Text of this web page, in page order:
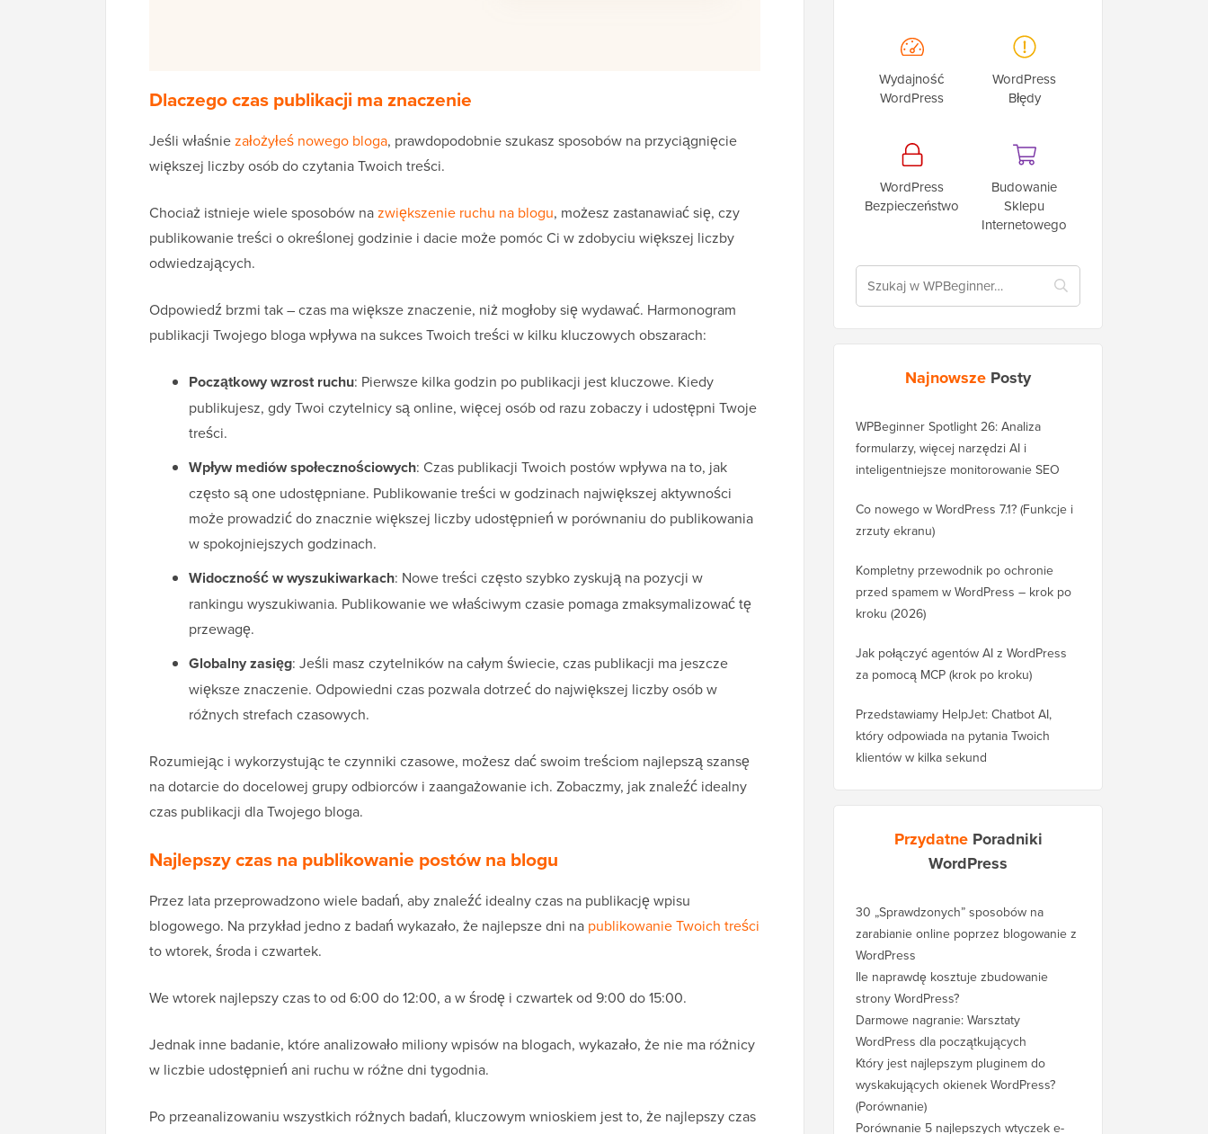
Dlaczego czas publikacji ma znaczenie
Jeśli właśniezałożyłeś nowego bloga, prawdopodobnie szukasz sposobów na przyciągnięcie
większej liczby osób do czytania Twoich treści.
Chociaż istnieje wiele sposobów nazwiększenie ruchu na blogu, możesz zastanawiać się, czy
publikowanie treści o określonej godzinie i dacie może pomóc Ci w zdobyciu większej liczby
odwiedzających.
Odpowiedź brzmi tak – czas ma większe znaczenie, niż mogłoby się wydawać. Harmonogram
publikacji Twojego bloga wpływa na sukces Twoich treści w kilku kluczowych obszarach:
Początkowy wzrost ruchu: Pierwsze kilka godzin po publikacji jest kluczowe. Kiedy
publikujesz, gdy Twoi czytelnicy są online, więcej osób od razu zobaczy i udostępni Twoje
treści.
Wpływ mediów społecznościowych: Czas publikacji Twoich postów wpływa na to, jak
często są one udostępniane. Publikowanie treści w godzinach największej aktywności
może prowadzić do znacznie większej liczby udostępnień w porównaniu do publikowania
w spokojniejszych godzinach.
Widoczność w wyszukiwarkach: Nowe treści często szybko zyskują na pozycji w
rankingu wyszukiwania. Publikowanie we właściwym czasie pomaga zmaksymalizować tę
przewagę.
Globalny zasięg: Jeśli masz czytelników na całym świecie, czas publikacji ma jeszcze
większe znaczenie. Odpowiedni czas pozwala dotrzeć do największej liczby osób w
różnych strefach czasowych.
Rozumiejąc i wykorzystując te czynniki czasowe, możesz dać swoim treściom najlepszą szansę
na dotarcie do docelowej grupy odbiorców i zaangażowanie ich. Zobaczmy, jak znaleźć idealny
czas publikacji dla Twojego bloga.
Najlepszy czas na publikowanie postów na blogu
Przez lata przeprowadzono wiele badań, aby znaleźć idealny czas na publikację wpisu
blogowego. Na przykład jedno z badań wykazało, że najlepsze dni na publikowanie Twoich treści
to wtorek, środa i czwartek.
We wtorek najlepszy czas to od 6:00 do 12:00, a w środę i czwartek od 9:00 do 15:00.
Jednak inne badanie, które analizowało miliony wpisów na blogach, wykazało, że nie ma różnicy
w liczbie udostępnień ani ruchu w różne dni tygodnia.
Po przeanalizowaniu wszystkich różnych badań, kluczowym wnioskiem jest to, że najlepszy czas
Wydajność
WordPress
WordPress
Błędy
WordPress
Bezpieczeństwo
Budowanie
Sklepu
Internetowego
Najnowsze Posty
WPBeginner Spotlight 26: Analiza
formularzy, więcej narzędzi AI i
inteligentniejsze monitorowanie SEO
Co nowego w WordPress 7.1? (Funkcje i
zrzuty ekranu)
Kompletny przewodnik po ochronie
przed spamem w WordPress – krok po
kroku (2026)
Jak połączyć agentów AI z WordPress
za pomocą MCP (krok po kroku)
Przedstawiamy HelpJet: Chatbot AI,
który odpowiada na pytania Twoich
klientów w kilka sekund
Przydatne Poradniki
WordPress
30 „Sprawdzonych” sposobów na
zarabianie online poprzez blogowanie z
WordPress
Ile naprawdę kosztuje zbudowanie
strony WordPress?
Darmowe nagranie: Warsztaty
WordPress dla początkujących
Który jest najlepszym pluginem do
wyskakujących okienek WordPress?
(Porównanie)
Porównanie 5 najlepszych wtyczek e-